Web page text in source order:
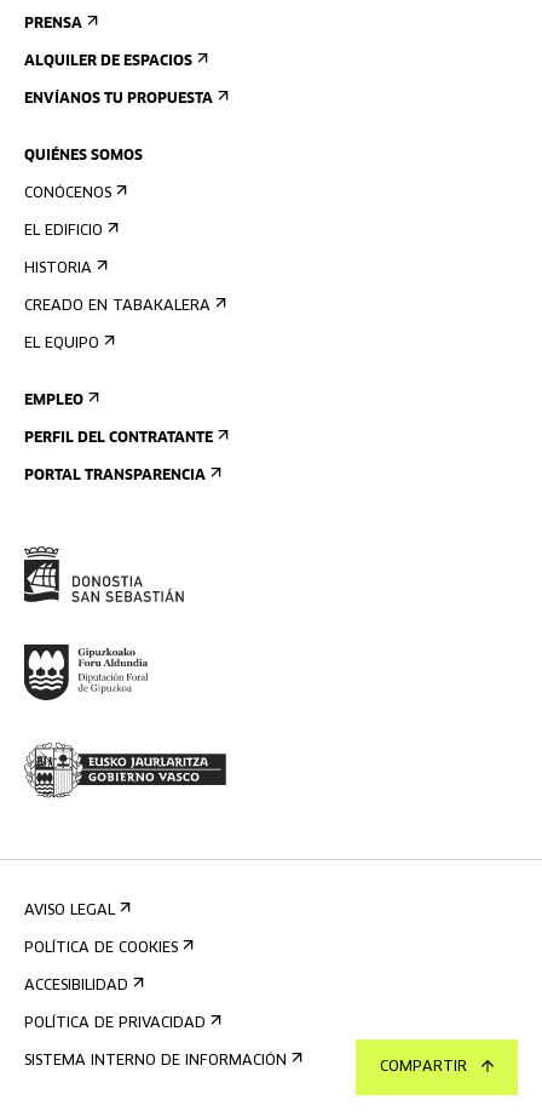
COMPARTIR
PRENSA
ALQUILER DE ESPACIOS
ENVÍANOS TU PROPUESTA
QUIÉNES SOMOS
CONÓCENOS
EL EDIFICIO
HISTORIA
CREADO EN TABAKALERA
EL EQUIPO
EMPLEO
PERFIL DEL CONTRATANTE
PORTAL TRANSPARENCIA
AVISO LEGAL
POLÍTICA DE COOKIES
ACCESIBILIDAD
POLÍTICA DE PRIVACIDAD
SISTEMA INTERNO DE INFORMACIÓN